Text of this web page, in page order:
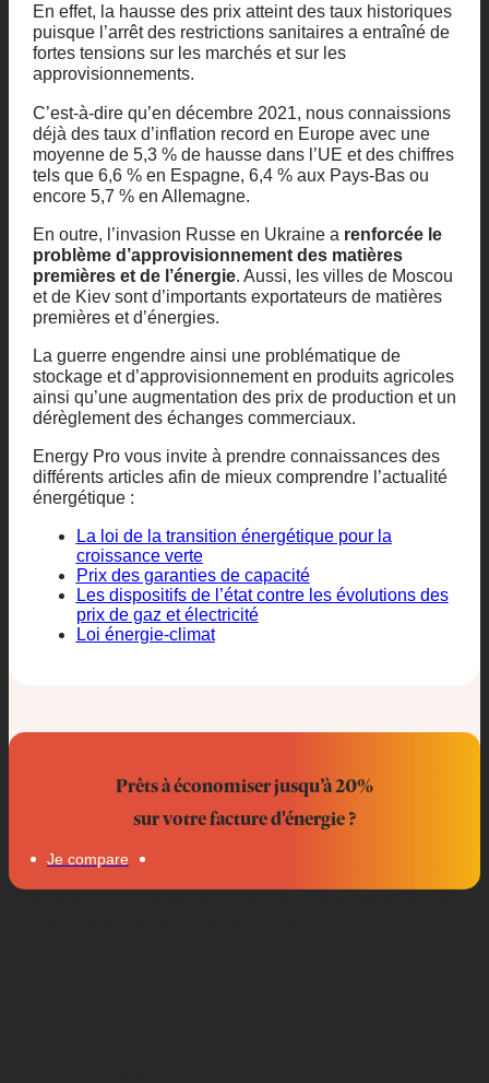
En effet, la hausse des prix atteint des taux historiques
puisque l’arrêt des restrictions sanitaires a entraîné de
fortes tensions sur les marchés et sur les
approvisionnements.
C’est-à-dire qu’en décembre 2021, nous connaissions
déjà des taux d’inflation record en Europe avec une
moyenne de 5,3 % de hausse dans l’UE et des chiffres
tels que 6,6 % en Espagne, 6,4 % aux Pays-Bas ou
encore 5,7 % en Allemagne.
En outre, l’invasion Russe en Ukraine a renforcée le
problème d’approvisionnement des matières
premières et de l’énergie. Aussi, les villes de Moscou
et de Kiev sont d’importants exportateurs de matières
premières et d’énergies.
La guerre engendre ainsi une problématique de
stockage et d’approvisionnement en produits agricoles
ainsi qu’une augmentation des prix de production et un
dérèglement des échanges commerciaux.
Energy Pro vous invite à prendre connaissances des
différents articles afin de mieux comprendre l’actualité
énergétique :
La loi de la transition énergétique pour la
croissance verte
Prix des garanties de capacité
Les dispositifs de l’état contre les évolutions des
prix de gaz et électricité
Loi énergie-climat
Prêts à économiser jusqu’à 20%
sur votre facture d'énergie ?
Je compare